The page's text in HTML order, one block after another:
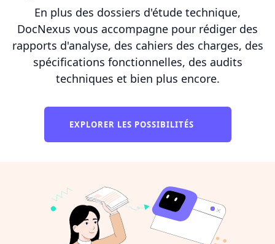
En plus des dossiers d'étude technique,
DocNexus vous accompagne pour rédiger des
rapports d'analyse, des cahiers des charges, des
spécifications fonctionnelles, des audits
techniques et bien plus encore.
EXPLORER LES POSSIBILITÉS